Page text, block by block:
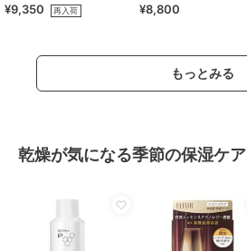
レフィル１８０Ｇ
¥9,350 再入荷 ¥8,800
もっとみる
乾燥が気になる季節の保湿ケア